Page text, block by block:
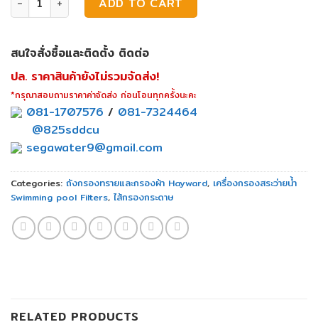
สนใจสั่งซื้อและติดตั้ง ติดต่อ
ปล. ราคาสินค้ายังไม่รวมจัดส่ง!
*กรุณาสอบถามราคาค่าจัดส่ง ก่อนโอนทุกครั้งนะคะ
081-1707576 / 081-7324464
@825sddcu
segawater9@gmail.com
Categories: ถังกรองทรายและกรองผ้า Hayward, เครื่องกรองสระว่ายน้ำ
Swimming pool Filters, ไส้กรองกระดาษ
RELATED PRODUCTS